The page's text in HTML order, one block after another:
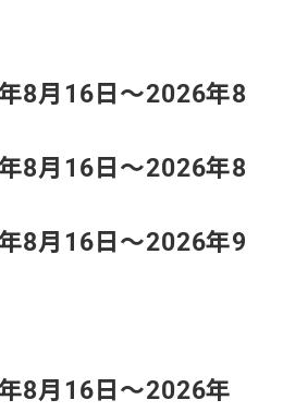
8月16日～2026年8
8月16日～2026年8
8月16日～2026年9
8月16日～2026年